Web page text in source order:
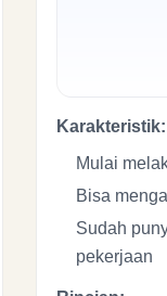
Karakteristik:
Mulai
Bisa
Sudah
pekerjaan